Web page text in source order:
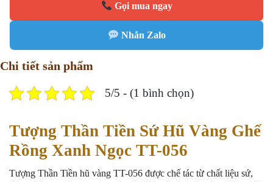
Gọi mua ngay
Nhắn Zalo
Chi tiết sản phẩm
5/5 - (1 bình chọn)
Tượng Thần Tiền Sứ Hũ Vàng Ghế
Rồng Xanh Ngọc TT-056
Tượng Thần Tiền hũ vàng TT-056 được chế tác từ chất liệu sứ,